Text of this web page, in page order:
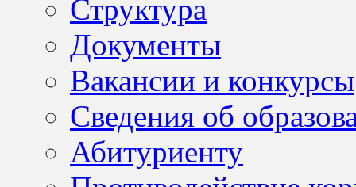
Структура
Документы
Вакансии и конкурсы
Сведения об
Абитуриенту